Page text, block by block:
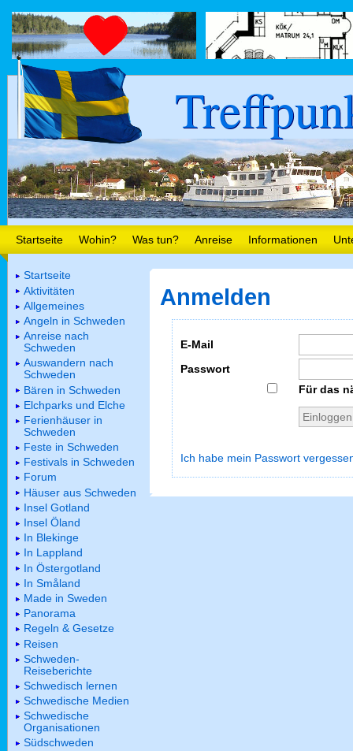
Startseite Wohin? Was tun? Anreise Informationen
Anmelden
E-Mail
Passwort
Für das
Ich habe mein Passwort
Startseite
Aktivitäten
Allgemeines
Angeln in Schweden
Anreise nach
Schweden
Auswandern nach
Schweden
Bären in Schweden
Elchparks und Elche
Ferienhäuser in
Schweden
Feste in Schweden
Festivals in Schweden
Forum
Häuser aus Schweden
Insel Gotland
Insel Öland
In Blekinge
In Lappland
In Östergotland
In Småland
Made in Sweden
Panorama
Regeln & Gesetze
Reisen
Schweden-
Reiseberichte
Schwedisch lernen
Schwedische Medien
Schwedische
Organisationen
Südschweden